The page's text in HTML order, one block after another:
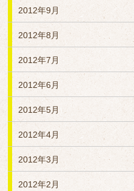
2012年9月
2012年8月
2012年7月
2012年6月
2012年5月
2012年4月
2012年3月
2012年2月